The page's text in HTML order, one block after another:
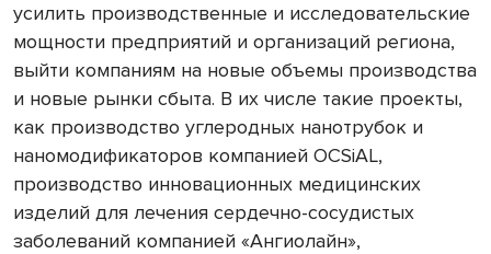
усилить производственные и исследовательские
мощности предприятий и организаций региона,
выйти компаниям на новые объемы производства
и новые рынки сбыта. В их числе такие проекты,
как производство углеродных нанотрубок и
наномодификаторов компанией OCSiAL,
производство инновационных медицинских
изделий для лечения сердечно-сосудистых
заболеваний компанией «Ангиолайн»,